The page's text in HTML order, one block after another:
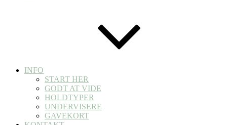
INFO
START HER
GODT AT VIDE
HOLDTYPER
UNDERVISERE
GAVEKORT